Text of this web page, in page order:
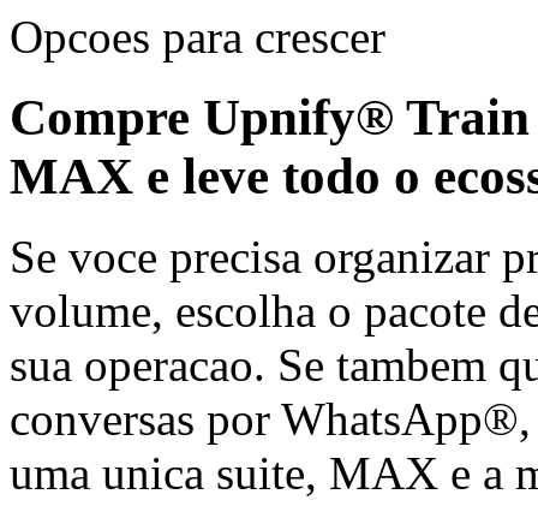
Opcoes para crescer
Compre Upnify® Train
MAX e leve todo o
Se voce precisa organizar
volume, escolha o pacote
sua operacao. Se tambem
conversas por
uma unica suite, MAX e a